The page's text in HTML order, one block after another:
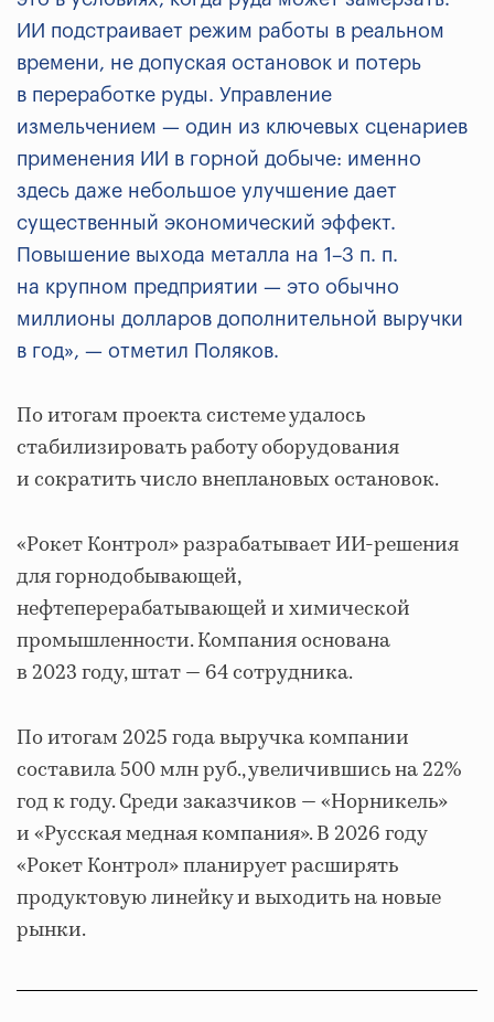
ИИ подстраивает режим работы в реальном
времени, не допуская остановок и потерь
в переработке руды. Управление
измельчением — один из ключевых сценариев
применения ИИ в горной добыче: именно
здесь даже небольшое улучшение дает
существенный экономический эффект.
Повышение выхода металла на 1–3 п. п.
на крупном предприятии — это обычно
миллионы долларов дополнительной выручки
в год», — отметил Поляков.
По итогам проекта системе удалось
стабилизировать работу оборудования
и сократить число внеплановых остановок.
«Рокет Контрол» разрабатывает ИИ-решения
для горнодобывающей,
нефтеперерабатывающей и химической
промышленности. Компания основана
в 2023 году, штат — 64 сотрудника.
По итогам 2025 года выручка компании
составила 500 млн руб., увеличившись на 22%
год к году. Среди заказчиков — «Норникель»
и «Русская медная компания». В 2026 году
«Рокет Контрол» планирует расширять
продуктовую линейку и выходить на новые
рынки.